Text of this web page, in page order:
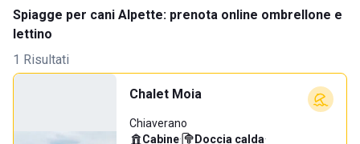
Spiagge per cani Alpette: prenota online ombrellone e
lettino
1 Risultati
Chalet Moia
Chiaverano
Cabine· Doccia calda·